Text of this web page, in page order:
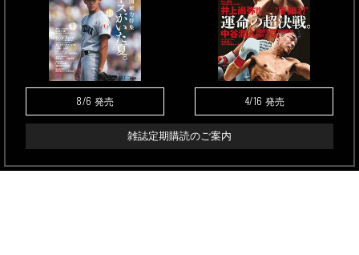
8/6 発売 4/16 発売
雑誌定期購読のご案内